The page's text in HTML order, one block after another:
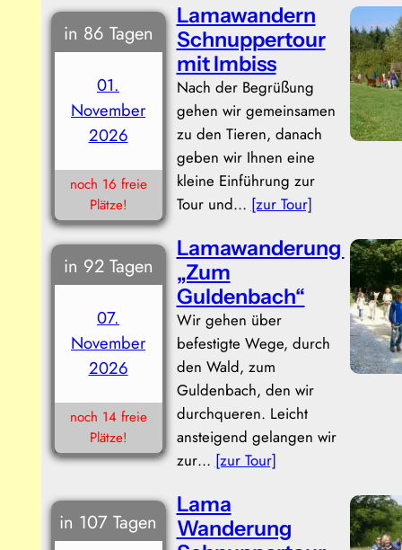
in 86 Tagen
01.
November
2026
noch 16 freie
Plätze!
Lamawandern
Schnuppertour
mit Imbiss
Nach der Begrüßung
gehen wir gemeinsamen
zu den Tieren, danach
geben wir Ihnen eine
kleine Einführung zur
Tour und… [zur Tour]
in 92 Tagen
07.
November
2026
noch 14 freie
Plätze!
Lamawanderung
„Zum
Guldenbach“
Wir gehen über
befestigte Wege, durch
den Wald, zum
Guldenbach, den wir
durchqueren. Leicht
ansteigend gelangen wir
zur… [zur Tour]
in 107 Tagen
Lama
Wanderung